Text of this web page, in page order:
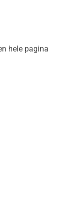
hele pagina